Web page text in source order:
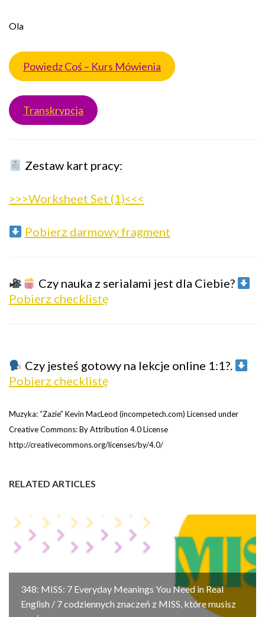
Ola
Powiedz Coś – Kurs Mówienia
Transkrypcja
Zestaw kart pracy:
>>>Worksheet Set (1)<<<
Pobierz darmowy fragment
Czy nauka z serialami jest dla Ciebie?
Pobierz checklistę
Czy jesteś gotowy na lekcje online 1:1?.
Pobierz checklistę
Muzyka: “Zazie” Kevin MacLeod (incompetech.com) Licensed under
Creative Commons: By Attribution 4.0 License
http://creativecommons.org/licenses/by/4.0/
RELATED ARTICLES
348: MISS: 7 Everyday Meanings You Need in Real
English / 7 codziennych znaczeń z MISS, które musisz